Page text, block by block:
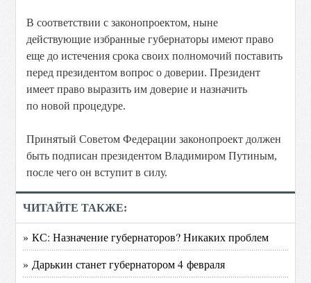
В соответствии с законопроектом, ныне
действующие избранные губернаторы имеют право
еще до истечения срока своих полномочий поставить
перед президентом вопрос о доверии. Президент
имеет право выразить им доверие и назначить
по новой процедуре.
Принятый Советом Федерации законопроект должен
быть подписан президентом Владимиром Путиным,
после чего он вступит в силу.
ЧИТАЙТЕ ТАКЖЕ:
» КС: Назначение губернаторов? Никаких проблем
» Дарькин станет губернатором 4 февраля